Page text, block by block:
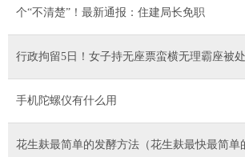
个“不清楚”！最新通报：住建局长免职
行政拘留5日！女子持无座票蛮横无理霸座被
手机陀螺仪有什么用
花生麸最简单的发酵方法（花生麸最快最简单